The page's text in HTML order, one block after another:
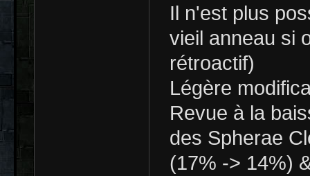
Il n'est plus
vieil anneau si
rétroactif)
Légère
Revue à la
des Spherae
(17% -> 14%)